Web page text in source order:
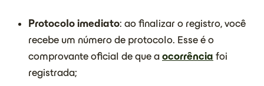
Protocolo imediato: ao finalizar o registro, você
recebe um número de protocolo. Esse é o
comprovante oficial de que a ocorrência foi
registrada;